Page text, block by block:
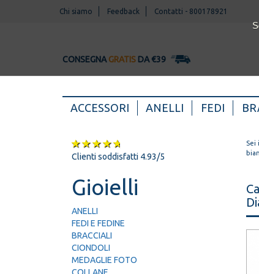
Chi siamo Feedback Contatti - 800178921
CONSEGNA GRATIS DA €39
ACCESSORI (CURRENT)
ANELLI FEDI
Clienti soddisfatti 4.93/5
Gioielli
ANELLI
FEDI E FEDINE
BRACCIALI
CIONDOLI
MEDAGLIE FOTO
COLLANE
Sei